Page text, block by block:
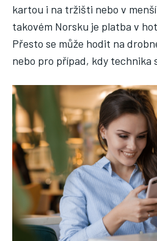
kartou i na tržišti nebo v
takovém Norsku je platba v
Přesto se může hodit na
nebo pro případ, kdy technika